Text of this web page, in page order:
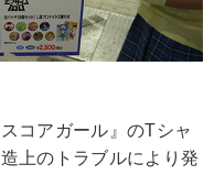
コアガール』のTシャ
上のトラブルにより発